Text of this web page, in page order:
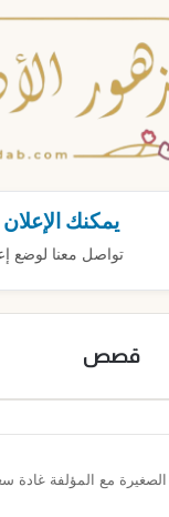
يمكنك الإعلان
تواصل معنا لوضع
قصص
مع المؤلفة غادة